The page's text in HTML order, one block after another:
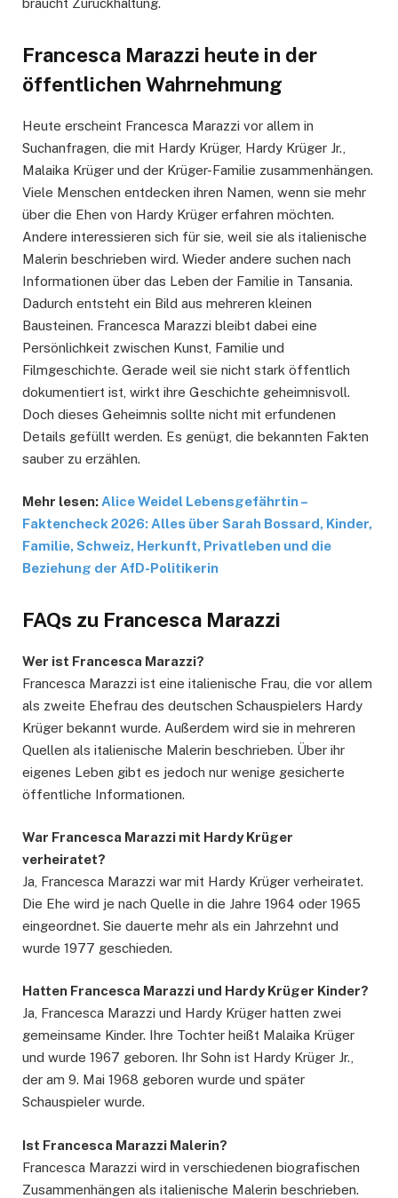
Francesca Marazzi heute in der
öffentlichen Wahrnehmung
Heute erscheint Francesca Marazzi vor allem in
Suchanfragen, die mit Hardy Krüger, Hardy Krüger Jr.,
Malaika Krüger und der Krüger-Familie zusammenhängen.
Viele Menschen entdecken ihren Namen, wenn sie mehr
über die Ehen von Hardy Krüger erfahren möchten.
Andere interessieren sich für sie, weil sie als italienische
Malerin beschrieben wird. Wieder andere suchen nach
Informationen über das Leben der Familie in Tansania.
Dadurch entsteht ein Bild aus mehreren kleinen
Bausteinen. Francesca Marazzi bleibt dabei eine
Persönlichkeit zwischen Kunst, Familie und
Filmgeschichte. Gerade weil sie nicht stark öffentlich
dokumentiert ist, wirkt ihre Geschichte geheimnisvoll.
Doch dieses Geheimnis sollte nicht mit erfundenen
Details gefüllt werden. Es genügt, die bekannten Fakten
sauber zu erzählen.
Mehr lesen: Alice Weidel Lebensgefährtin –
Faktencheck 2026: Alles über Sarah Bossard, Kinder,
Familie, Schweiz, Herkunft, Privatleben und die
Beziehung der AfD-Politikerin
FAQs zu Francesca Marazzi
Wer ist Francesca Marazzi?
Francesca Marazzi ist eine italienische Frau, die vor allem
als zweite Ehefrau des deutschen Schauspielers Hardy
Krüger bekannt wurde. Außerdem wird sie in mehreren
Quellen als italienische Malerin beschrieben. Über ihr
eigenes Leben gibt es jedoch nur wenige gesicherte
öffentliche Informationen.
War Francesca Marazzi mit Hardy Krüger
verheiratet?
Ja, Francesca Marazzi war mit Hardy Krüger verheiratet.
Die Ehe wird je nach Quelle in die Jahre 1964 oder 1965
eingeordnet. Sie dauerte mehr als ein Jahrzehnt und
wurde 1977 geschieden.
Hatten Francesca Marazzi und Hardy Krüger Kinder?
Ja, Francesca Marazzi und Hardy Krüger hatten zwei
gemeinsame Kinder. Ihre Tochter heißt Malaika Krüger
und wurde 1967 geboren. Ihr Sohn ist Hardy Krüger Jr.,
der am 9. Mai 1968 geboren wurde und später
Schauspieler wurde.
Ist Francesca Marazzi Malerin?
Francesca Marazzi wird in verschiedenen biografischen
Zusammenhängen als italienische Malerin beschrieben.